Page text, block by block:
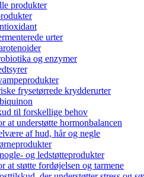
produkter
urter
og enzymer
frysetørrede krydderurter
til forskellige behov
at understøtte hormonbalancen
af hud, hår og negle
og ledstøtteprodukter
at støtte fordøjelsen og tarmene